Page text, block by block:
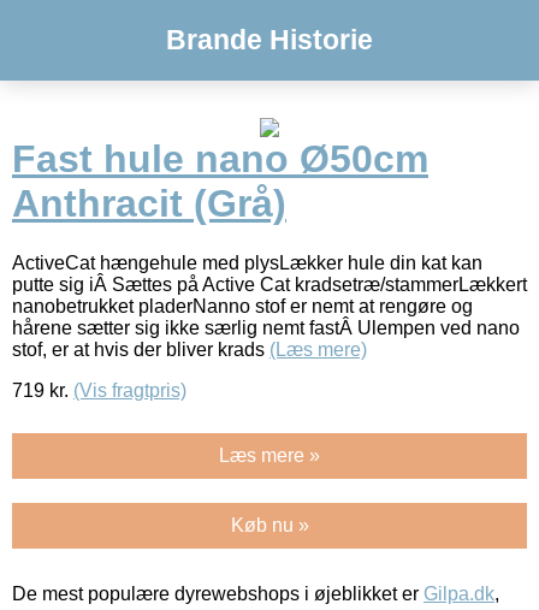
Brande Historie
Fast hule nano Ø50cm
Anthracit (Grå)
ActiveCat hængehule med plysLækker hule din kat kan
putte sig iÂ Sættes på Active Cat kradsetræ/stammerLækkert
nanobetrukket pladerNanno stof er nemt at rengøre og
hårene sætter sig ikke særlig nemt fastÂ Ulempen ved nano
stof, er at hvis der bliver krads (Læs mere)
719 kr. (Vis fragtpris)
Læs mere »
Køb nu »
De mest populære dyrewebshops i øjeblikket er Gilpa.dk,